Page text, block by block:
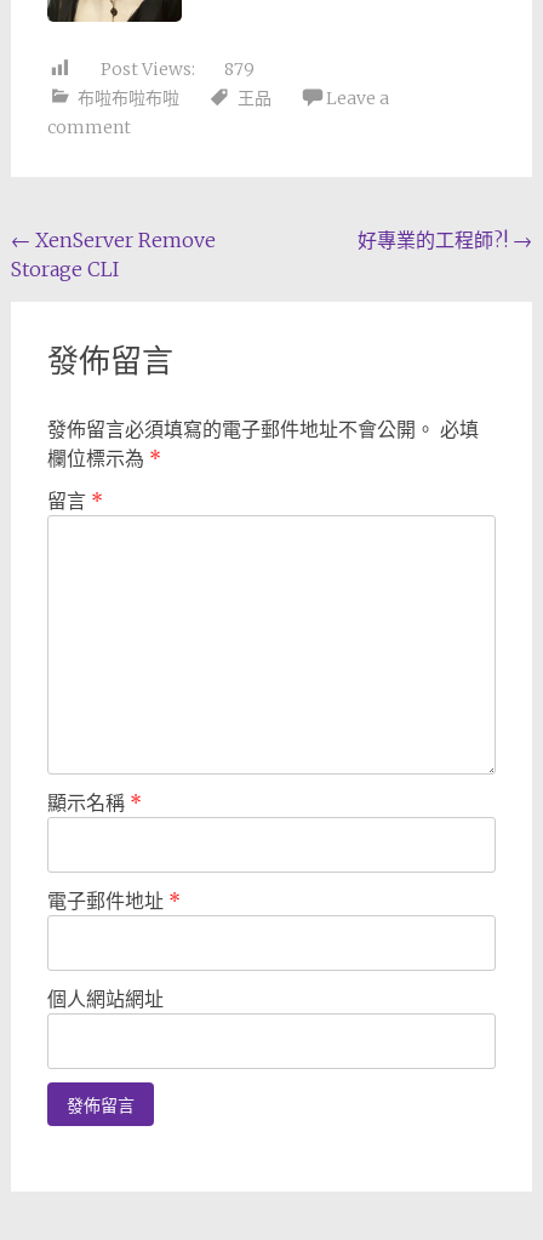
Post Views:
879
布啦布啦布啦
王品
Leave a
comment
Post
navigation
← XenServer Remove
Storage CLI
好專業的工程師?! →
發佈留言
發佈留言必須填寫的電子郵件地址不會公開。 必填
欄位標示為 *
留言 *
顯示名稱 *
電子郵件地址 *
個人網站網址